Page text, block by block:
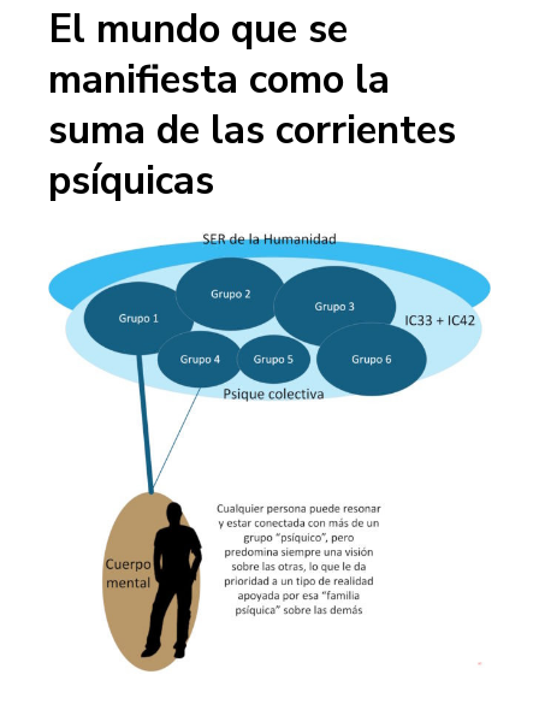
El mundo que se
manifiesta como la
suma de las corrientes
psíquicas